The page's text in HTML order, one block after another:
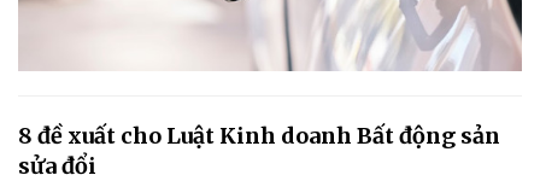
8 đề xuất cho Luật Kinh doanh Bất động sản
sửa đổi